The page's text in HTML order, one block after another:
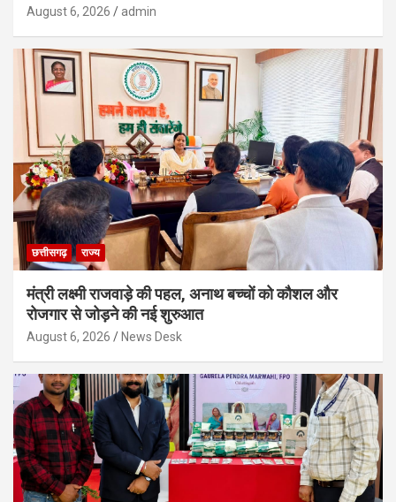
August 6, 2026 admin
छत्तीसगढ़ राज्य
मंत्री लक्ष्मी राजवाड़े की पहल, अनाथ बच्चों को कौशल और
रोजगार से जोड़ने की नई शुरुआत
August 6, 2026 News Desk